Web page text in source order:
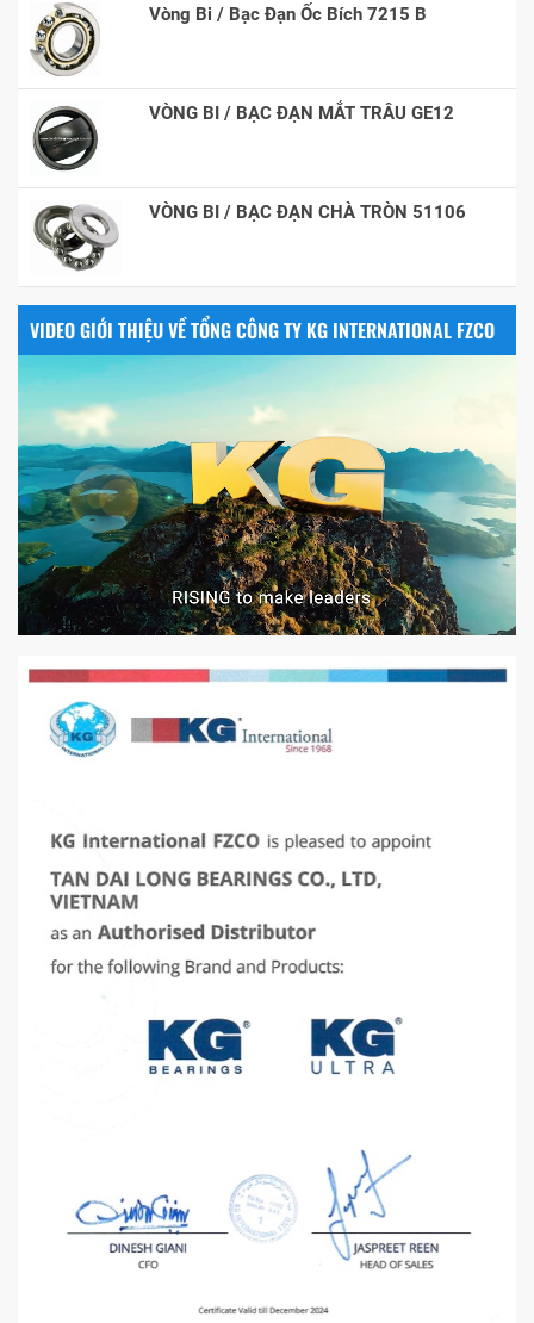
Vòng Bi / Bạc Đạn Ốc Bích 7215 B
VÒNG BI / BẠC ĐẠN MẮT TRÂU GE12
VÒNG BI / BẠC ĐẠN CHÀ TRÒN 51106
VIDEO GIỚI THIỆU VỀ TỔNG CÔNG TY KG INTERNATIONAL FZCO